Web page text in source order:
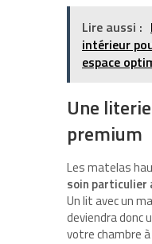
Lire aussi :
intérieur
espace
Une
premium
Les matelas
soin particulier
Un lit avec un
deviendra donc
votre chambre à